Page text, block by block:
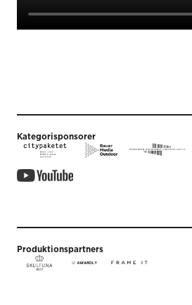
Kategorisponsorer
Produktionspartners